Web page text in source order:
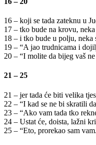
16 – koji se tada zateknu u
17 – tko bude na krovu,
18 – i tko bude u polju, neka
19 – “A jao trudnicama i
20 – “I molite da bijeg vaš
21 – 25
21 – jer tada će biti velika
22 – “I kad se ne bi skratili
23 – “Ako vam tada tko
24 – Ustat će, doista, lažni
25 – “Eto, prorekao sam